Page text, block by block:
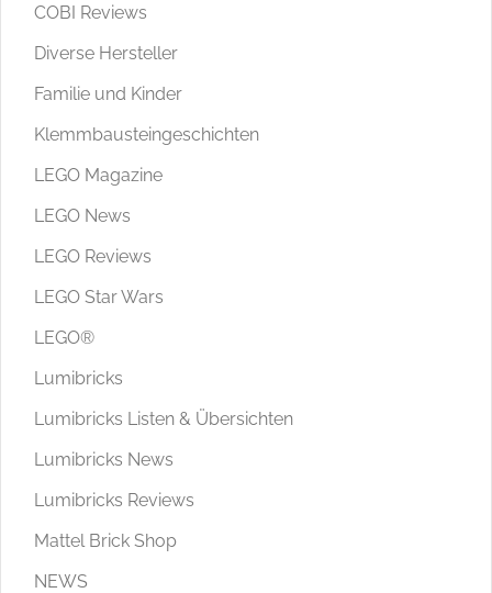
COBI Reviews
Diverse Hersteller
Familie und Kinder
Klemmbausteingeschichten
LEGO Magazine
LEGO News
LEGO Reviews
LEGO Star Wars
LEGO®
Lumibricks
Lumibricks Listen & Übersichten
Lumibricks News
Lumibricks Reviews
Mattel Brick Shop
NEWS